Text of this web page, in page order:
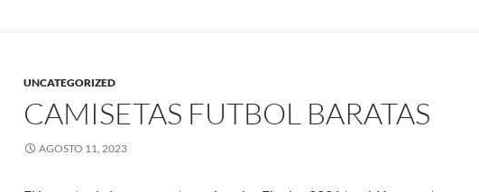
UNCATEGORIZED
CAMISETAS FUTBOL BARATAS
AGOSTO 11, 2023